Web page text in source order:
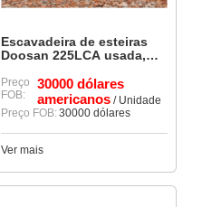
Escavadeira de esteiras
Doosan 225LCA usada,
estado.
Preço
FOB:
30000 dólares
americanos/ Unidade
Preço FOB:30000 dólares
Ver mais